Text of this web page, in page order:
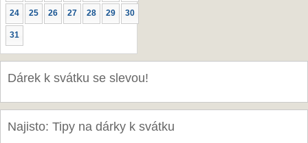
24 25 26 27 28 29 30
31
Dárek k svátku se slevou!
Najisto: Tipy na dárky k svátku